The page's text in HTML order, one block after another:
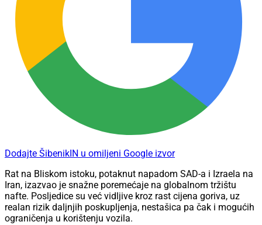
Dodajte ŠibenikIN u omiljeni Google izvor
Rat na Bliskom istoku, potaknut napadom SAD-a i Izraela na
Iran, izazvao je snažne poremećaje na globalnom tržištu
nafte. Posljedice su već vidljive kroz rast cijena goriva, uz
realan rizik daljnjih poskupljenja, nestašica pa čak i mogućih
ograničenja u korištenju vozila.